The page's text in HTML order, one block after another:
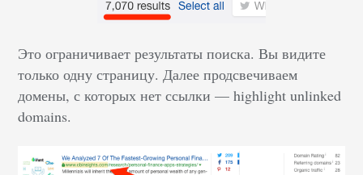
Это ограничивает результаты поиска. Вы видите
только одну страницу. Далее продсвечиваем
домены, с которых нет ссылки — highlight unlinked
domains.